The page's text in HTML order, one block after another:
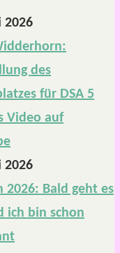
2026
des
für DSA 5
Video auf
2026
2026: Bald geht es
ich bin schon